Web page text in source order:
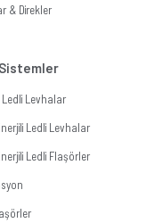
& Direkler
Ledli Levhalar
Ledli Levhalar
Ledli Flaşörler